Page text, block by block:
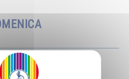
in voi e inviatela per